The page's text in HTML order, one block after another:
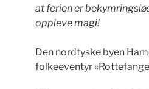
at ferien er
oppleve magi!
Den nordtyske byen
folkeeventyr